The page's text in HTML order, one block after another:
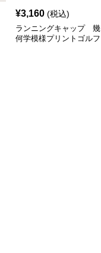
¥3,160 (税込)
ランニングキャップ 幾
何学模様プリントゴルフ